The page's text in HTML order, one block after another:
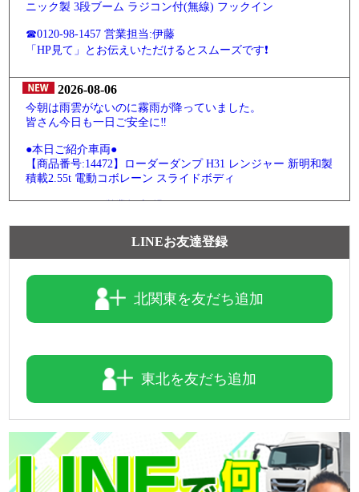
ニック製 3段ブーム ラジコン付(無線) フックイン
☎0120-98-1457 営業担当:伊藤
「HP見て」とお伝えいただけるとスムーズです❗
2026-08-06
今朝は雨雲がないのに霧雨が降っていました。
皆さん今日も一日ご安全に‼
●本日ご紹介車両●
【商品番号:14472】ローダーダンプ H31 レンジャー 新明和製
積載2.55t 電動コボレーン スライドボディ
2026-08-05
魅力的なこちらの車両をピックアップ(ノ*˙˘˙)ノ =͟͟͞͞♡ブォン
●本日ご紹介車両●
【商品番号:14292】PG付アルミウイング H30 レンジャー ト
☎0120-98-1457 営業担当:中島
「HP見て」とお伝えいただけるとスムーズです❗
2026-08-04
今日は「橋の日」
橋が人や街をつなぐように、ダンプも建設現場やインフラ整
備を支えています。
LINEお友達登録
北関東を友だち追加
東北を友だち追加